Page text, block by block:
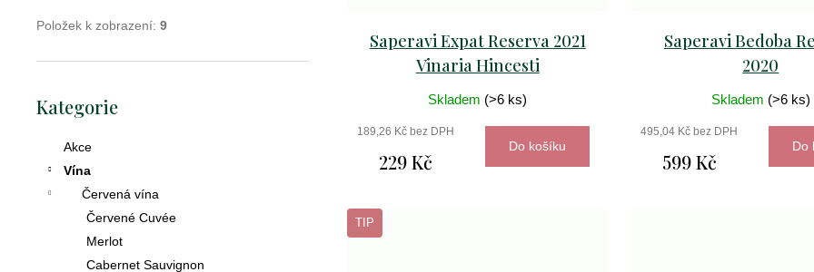
Položek k zobrazení: 9
kategorie
Kategorie
Akce
Vína
Červená vína
Červené Cuvée
Merlot
Cabernet Sauvignon
Saperavi Expat Reserva 2021
Vinaria Hincesti
Skladem (>6 ks)
189,26 Kč bez DPH
229 Kč
Do košíku
Saperavi Bedoba
2020
Skladem (>6 ks)
495,04 Kč bez DPH
599 Kč
Do
TIP